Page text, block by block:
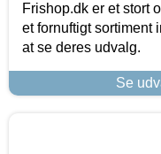
Frishop.dk er et stort
et fornuftigt sortiment
at se deres udvalg.
Se